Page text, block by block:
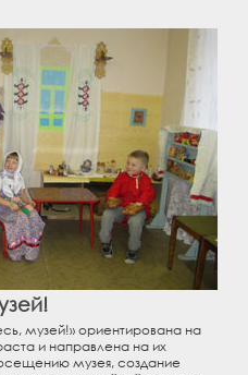
музей!» ориентирована на
и направлена на их
музея, создание